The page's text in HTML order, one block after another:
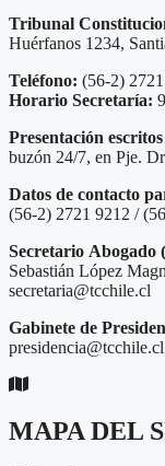
Tribunal
Huérfanos 1234,
Teléfono: (56-2)
Horario Secretaría:
Presentación
buzón 24/7, en Pje.
Datos de contacto
(56-2) 2721 9212 /
Secretario Abogado
Sebastián López
secretaria@tcchile.cl
Gabinete de
presidencia@tcchile.cl
MAPA DEL